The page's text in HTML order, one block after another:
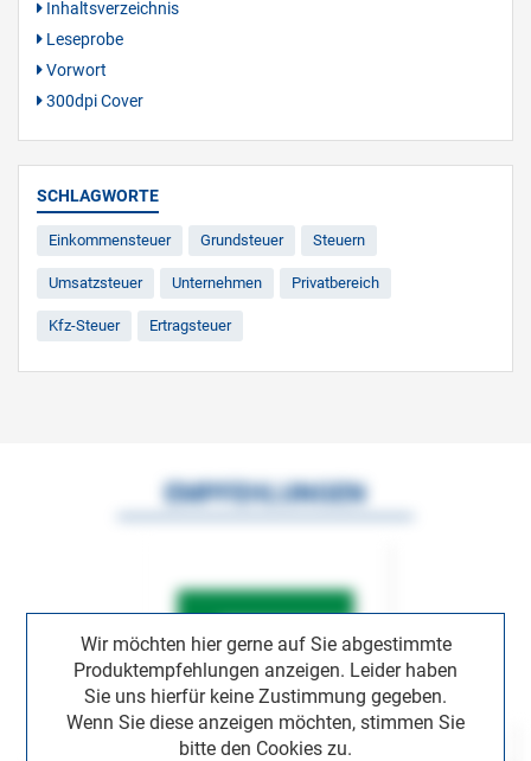
Inhaltsverzeichnis
Leseprobe
Vorwort
300dpi Cover
SCHLAGWORTE
Einkommensteuer Grundsteuer Steuern
Umsatzsteuer Unternehmen Privatbereich
Kfz-Steuer Ertragsteuer
Wir möchten hier gerne auf Sie abgestimmte
Produktempfehlungen anzeigen. Leider haben
Sie uns hierfür keine Zustimmung gegeben.
Wenn Sie diese anzeigen möchten, stimmen Sie
bitte den Cookies zu.
EMPFEHLUNGEN